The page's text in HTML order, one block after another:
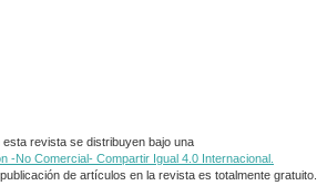
revista se distribuyen bajo una
-No Comercial- Compartir Igual 4.0 Internacional.
de artículos en la revista es totalmente gratuito.